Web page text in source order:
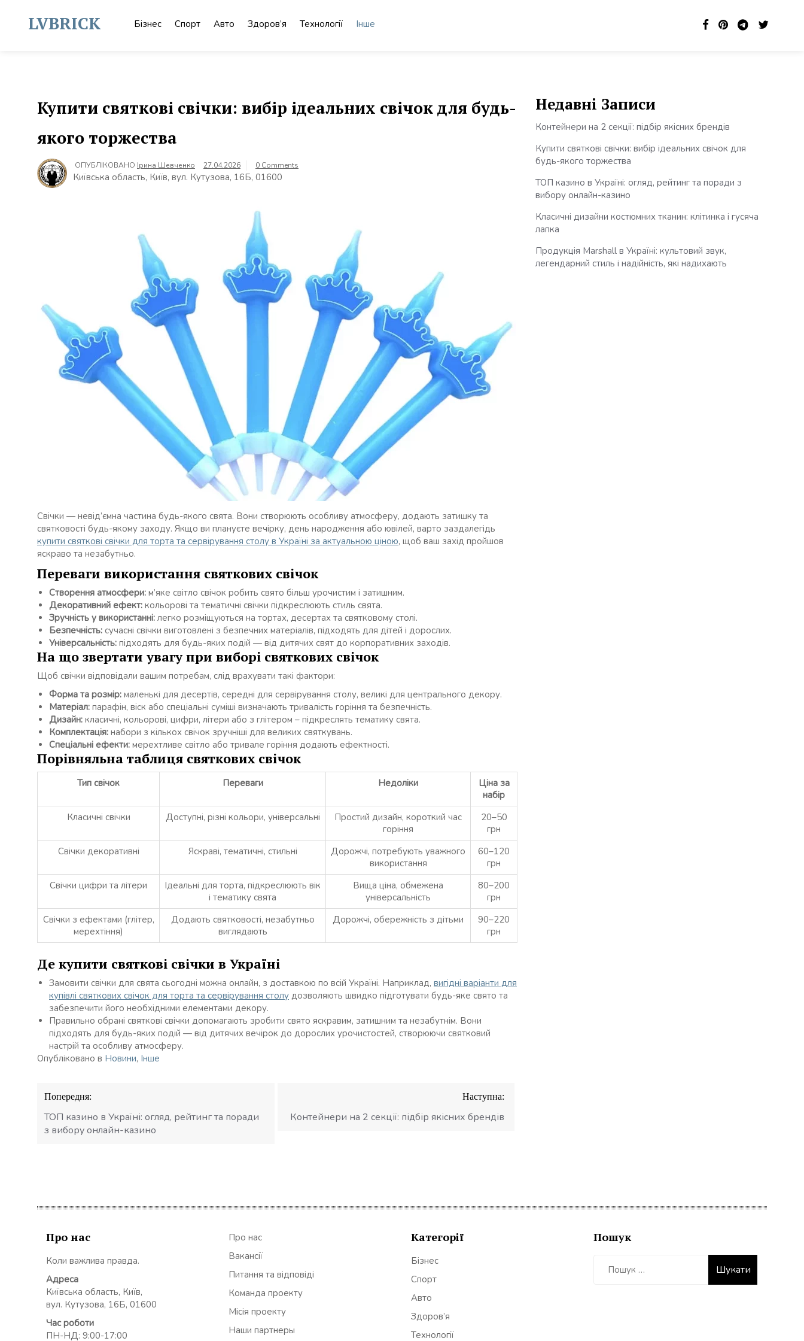
contentLVBRICK Бізнес Спорт Авто Здоров’я Технології Інше
Купити святкові свічки: вибір ідеальних свічок для будь-
якого торжества
ОПУБЛІКОВАНО Ірина Шевченко 27.04.2026 0 Comments
Київська область, Київ, вул. Кутузова, 16Б, 01600
Свічки — невід’ємна частина будь-якого свята. Вони створюють особливу атмосферу, додають затишку та
святковості будь-якому заходу. Якщо ви плануєте вечірку, день народження або ювілей, варто заздалегідь
купити святкові свічки для торта та сервірування столу в Україні за актуальною ціною, щоб ваш захід пройшов
яскраво та незабутньо.
Переваги використання святкових свічок
Створення атмосфери: м’яке світло свічок робить свято більш урочистим і затишним.
Декоративний ефект: кольорові та тематичні свічки підкреслюють стиль свята.
Зручність у використанні: легко розміщуються на тортах, десертах та святковому столі.
Безпечність: сучасні свічки виготовлені з безпечних матеріалів, підходять для дітей і дорослих.
Універсальність: підходять для будь-яких подій — від дитячих свят до корпоративних заходів.
На що звертати увагу при виборі святкових свічок
Щоб свічки відповідали вашим потребам, слід врахувати такі фактори:
Форма та розмір: маленькі для десертів, середні для сервірування столу, великі для центрального декору.
Матеріал: парафін, віск або спеціальні суміші визначають тривалість горіння та безпечність.
Дизайн: класичні, кольорові, цифри, літери або з глітером – підкреслять тематику свята.
Комплектація: набори з кількох свічок зручніші для великих святкувань.
Спеціальні ефекти: мерехтливе світло або тривале горіння додають ефектності.
Порівняльна таблиця святкових свічок
Тип свічок Переваги Недоліки
Ціна за
набір
Класичні свічки
Доступні, різні кольори, універсальні
Простий дизайн, короткий час
горіння
20–50
грн
Свічки декоративні
Яскраві, тематичні, стильні
Дорожчі, потребують уважного
використання
60–120
грн
Свічки цифри та літери
Ідеальні для торта, підкреслюють вік
і тематику свята
Вища ціна, обмежена
універсальність
80–200
грн
Свічки з ефектами (глітер,
мерехтіння)
Додають святковості, незабутньо
виглядають
Дорожчі, обережність з дітьми
90–220
грн
Де купити святкові свічки в Україні
Замовити свічки для свята сьогодні можна онлайн, з доставкою по всій Україні. Наприклад, вигідні варіанти для
купівлі святкових свічок для торта та сервірування столу дозволяють швидко підготувати будь-яке свято та
забезпечити його необхідними елементами декору.
Правильно обрані святкові свічки допомагають зробити свято яскравим, затишним та незабутнім. Вони
підходять для будь-яких подій — від дитячих вечірок до дорослих урочистостей, створюючи святковий
настрій та особливу атмосферу.
Опубліковано в Новини, Інше
Навігація
записів
Попередня:
ТОП казино в Україні: огляд, рейтинг та поради
з вибору онлайн-казино
Наступна:
Контейнери на 2 секції: підбір якісних брендів
Недавні Записи
Контейнери на 2 секції: підбір якісних брендів
Купити святкові свічки: вибір ідеальних свічок для
будь-якого торжества
ТОП казино в Україні: огляд, рейтинг та поради з
вибору онлайн-казино
Класичні дизайни костюмних тканин: клітинка і гусяча
лапка
Продукція Marshall в Україні: культовий звук,
легендарний стиль і надійність, які надихають
Про нас
Коли важлива правда.
Адреса
Київська область, Київ,
вул. Кутузова, 16Б, 01600
Час роботи
ПН-НД: 9:00-17:00
Про нас
Вакансії
Питання та відповіді
Команда проекту
Місія проекту
Наши партнеры
Категорії
Бізнес
Спорт
Авто
Здоров’я
Технології
Пошук